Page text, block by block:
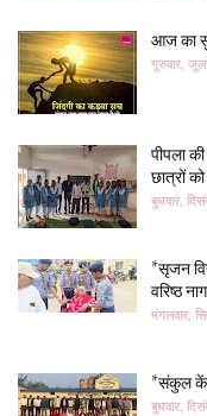
आज का
गुरुवार,
पीपला
छात्रों
बुधवार,
*सृजन
वरिष्ठ
मंगलवार,
*संकुल
बुधवार,